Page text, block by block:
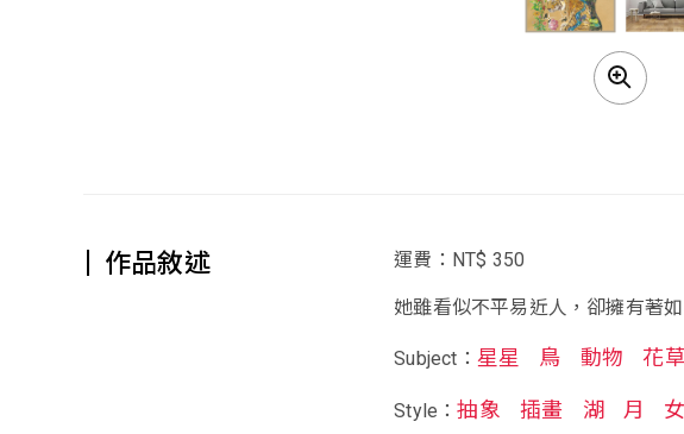
作品敘述 運費：NT$ 350
她雖看似不平易近人，卻擁有著
Subject： 星星 鳥 動物 花草
Style：抽象 插畫 湖 月